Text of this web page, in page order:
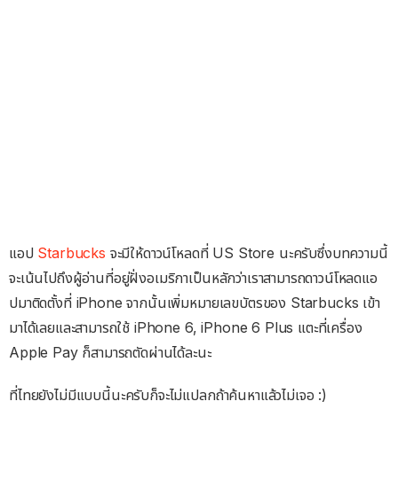
แอป Starbucks จะมีให้ดาวน์โหลดที่ US Store นะครับซึ่งบทความนี้
จะเน้นไปถึงผู้อ่านที่อยู่ฝั่งอเมริกาเป็นหลักว่าเราสามารถดาวน์โหลดแอ
ปมาติดตั้งที่ iPhone จากนั้นเพิ่มหมายเลขบัตรของ Starbucks เข้า
มาได้เลยและสามารถใช้ iPhone 6, iPhone 6 Plus แตะที่เครื่อง
Apple Pay ก็สามารถตัดผ่านได้ละนะ
ที่ไทยยังไม่มีแบบนี้นะครับก็จะไม่แปลกถ้าค้นหาแล้วไม่เจอ ​:)